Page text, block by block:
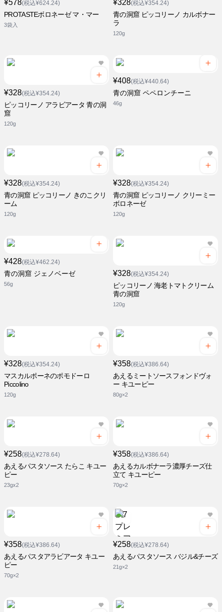
¥578(税込¥624.24)
PROTASTEボロネーゼ マ・マー
3袋入
¥328(税込¥354.24)
青の洞窟 ピッコリーノ カルボナー
ラ
120g
¥328(税込¥354.24)
ピッコリーノ アラビアータ 青の洞
窟
120g
¥408(税込¥440.64)
青の洞窟 ペペロンチーニ
46g
¥328(税込¥354.24)
青の洞窟 ピッコリーノ きのこクリ
ーム
120g
¥328(税込¥354.24)
青の洞窟 ピッコリーノ クリーミー
ボロネーゼ
120g
¥428(税込¥462.24)
青の洞窟 ジェノベーゼ
56g
¥328(税込¥354.24)
ピッコリーノ 海老トマトクリーム
青の洞窟
120g
¥328(税込¥354.24)
マスカルポーネのポモドーロ
Piccolino
120g
¥358(税込¥386.64)
あえるミートソースフォンドヴォ
ー キユーピー
80g×2
¥258(税込¥278.64)
あえるパスタソース たらこ キユー
ピー
23gx2
¥358(税込¥386.64)
あえるカルボナーラ濃厚チーズ仕
立て キユーピー
70g×2
¥358(税込¥386.64)
あえるパスタアラビアータ キユー
ピー
70g×2
¥258(税込¥278.64)
あえるパスタソース バジル&チーズ
21g×2